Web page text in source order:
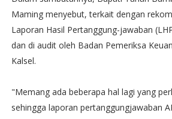
Maming menyebut, terkait dengan
Laporan Hasil Pertanggung-jawaban
dan di audit oleh Badan Pemeriksa
Kalsel.
"Memang ada beberapa hal lagi yang
sehingga laporan pertanggungjawaban